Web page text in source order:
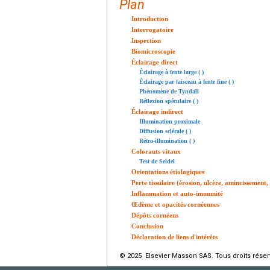
Plan
Introduction
Interrogatoire
Inspection
Biomicroscopie
Éclairage direct
Éclairage à fente large ( )
Éclairage par faisceau à fente fine ( )
Phénomène de Tyndall
Réflexion spéculaire ( )
Éclairage indirect
Illumination proximale
Diffusion sclérale ( )
Rétro-illumination ( )
Colorants vitaux
Test de Seidel
Orientations étiologiques
Perte tissulaire (érosion, ulcère, amincissement,
Inflammation et auto-immunité
Œdème et opacités cornéennes
Dépôts cornéens
Conclusion
Déclaration de liens d'intérêts
© 2025 Elsevier Masson SAS. Tous droits